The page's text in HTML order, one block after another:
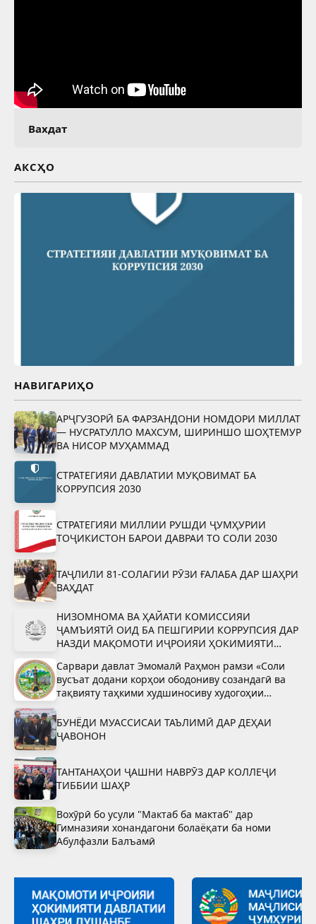
Вахдат
АКСҲО
НАВИГАРИҲО
АРҶГУЗОРӢ БА ФАРЗАНДОНИ НОМДОРИ МИЛЛАТ
— НУСРАТУЛЛО МАХСУМ, ШИРИНШО ШОҲТЕМУР
ВА НИСОР МУҲАММАД
СТРАТЕГИЯИ ДАВЛАТИИ МУҚОВИМАТ БА
КОРРУПСИЯ 2030
СТРАТЕГИЯИ МИЛЛИИ РУШДИ ҶУМҲУРИИ
ТОҶИКИСТОН БАРОИ ДАВРАИ ТО СОЛИ 2030
ТАҶЛИЛИ 81-СОЛАГИИ РӮЗИ ҒАЛАБА ДАР ШАҲРИ
ВАҲДАТ
НИЗОМНОМА ВА ҲАЙАТИ КОМИССИЯИ
ҶАМЪИЯТӢ ОИД БА ПЕШГИРИИ КОРРУПСИЯ ДАР
НАЗДИ МАҚОМОТИ ИҶРОИЯИ ҲОКИМИЯТИ
Сарвари давлат Эмомалӣ Раҳмон рамзи «Соли
вусъат додани корҳои ободониву созандагӣ ва
тақвияту таҳкими худшиносиву худогоҳии
БУНЁДИ МУАССИСАИ ТАЪЛИМӢ ДАР ДЕҲАИ
ҶАВОНОН
ТАНТАНАҲОИ ҶАШНИ НАВРӮЗ ДАР КОЛЛЕҶИ
ТИББИИ ШАҲР
Вохӯрӣ бо усули "Мактаб ба мактаб" дар
Гимназияи хонандагони болаёқати ба номи
Абулфазли Балъамӣ